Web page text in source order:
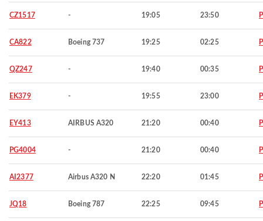
CZ1517 - 19:05 23:50
CA822 Boeing 737 19:25 02:25
QZ247 - 19:40 00:35
EK379 - 19:55 23:00
EY413 AIRBUS A320 21:20 00:40
PG4004 - 21:20 00:40
AI2377 Airbus A320 N 22:20 01:45
JQ18 Boeing 787 22:25 09:45